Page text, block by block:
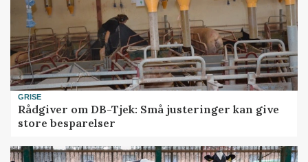
GRISE
Rådgiver om DB-Tjek: Små justeringer kan give
store besparelser